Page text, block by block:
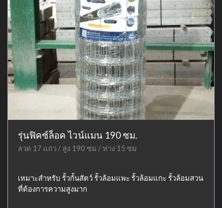
รุ่นฟิคซ์ล็อค ไวน์แมน 190 ซม.
ลวด 17 แถว / สูง 190 ซม / ห่าง 15 ซม
เหมาะสำหรับ รั้วกั้นสัตว์ รั้วล้อมแพะ รั้วล้อมแกะ รั้วล้อมสวน
ที่ต้องการความสูงมาก